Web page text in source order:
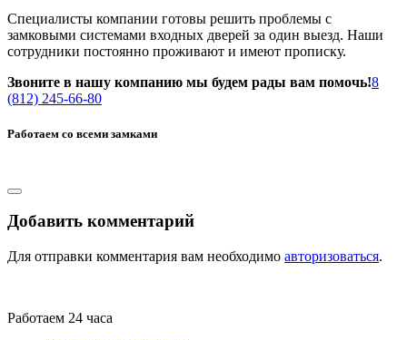
Специалисты компании готовы решить проблемы с
замковыми системами входных дверей за один выезд. Наши
сотрудники постоянно проживают и имеют прописку.
Звоните в нашу компанию мы будем рады вам помочь!8
(812) 245-66-80
Работаем со всеми замками
Добавить комментарий
Для отправки комментария вам необходимо авторизоваться.
Работаем 24 часа